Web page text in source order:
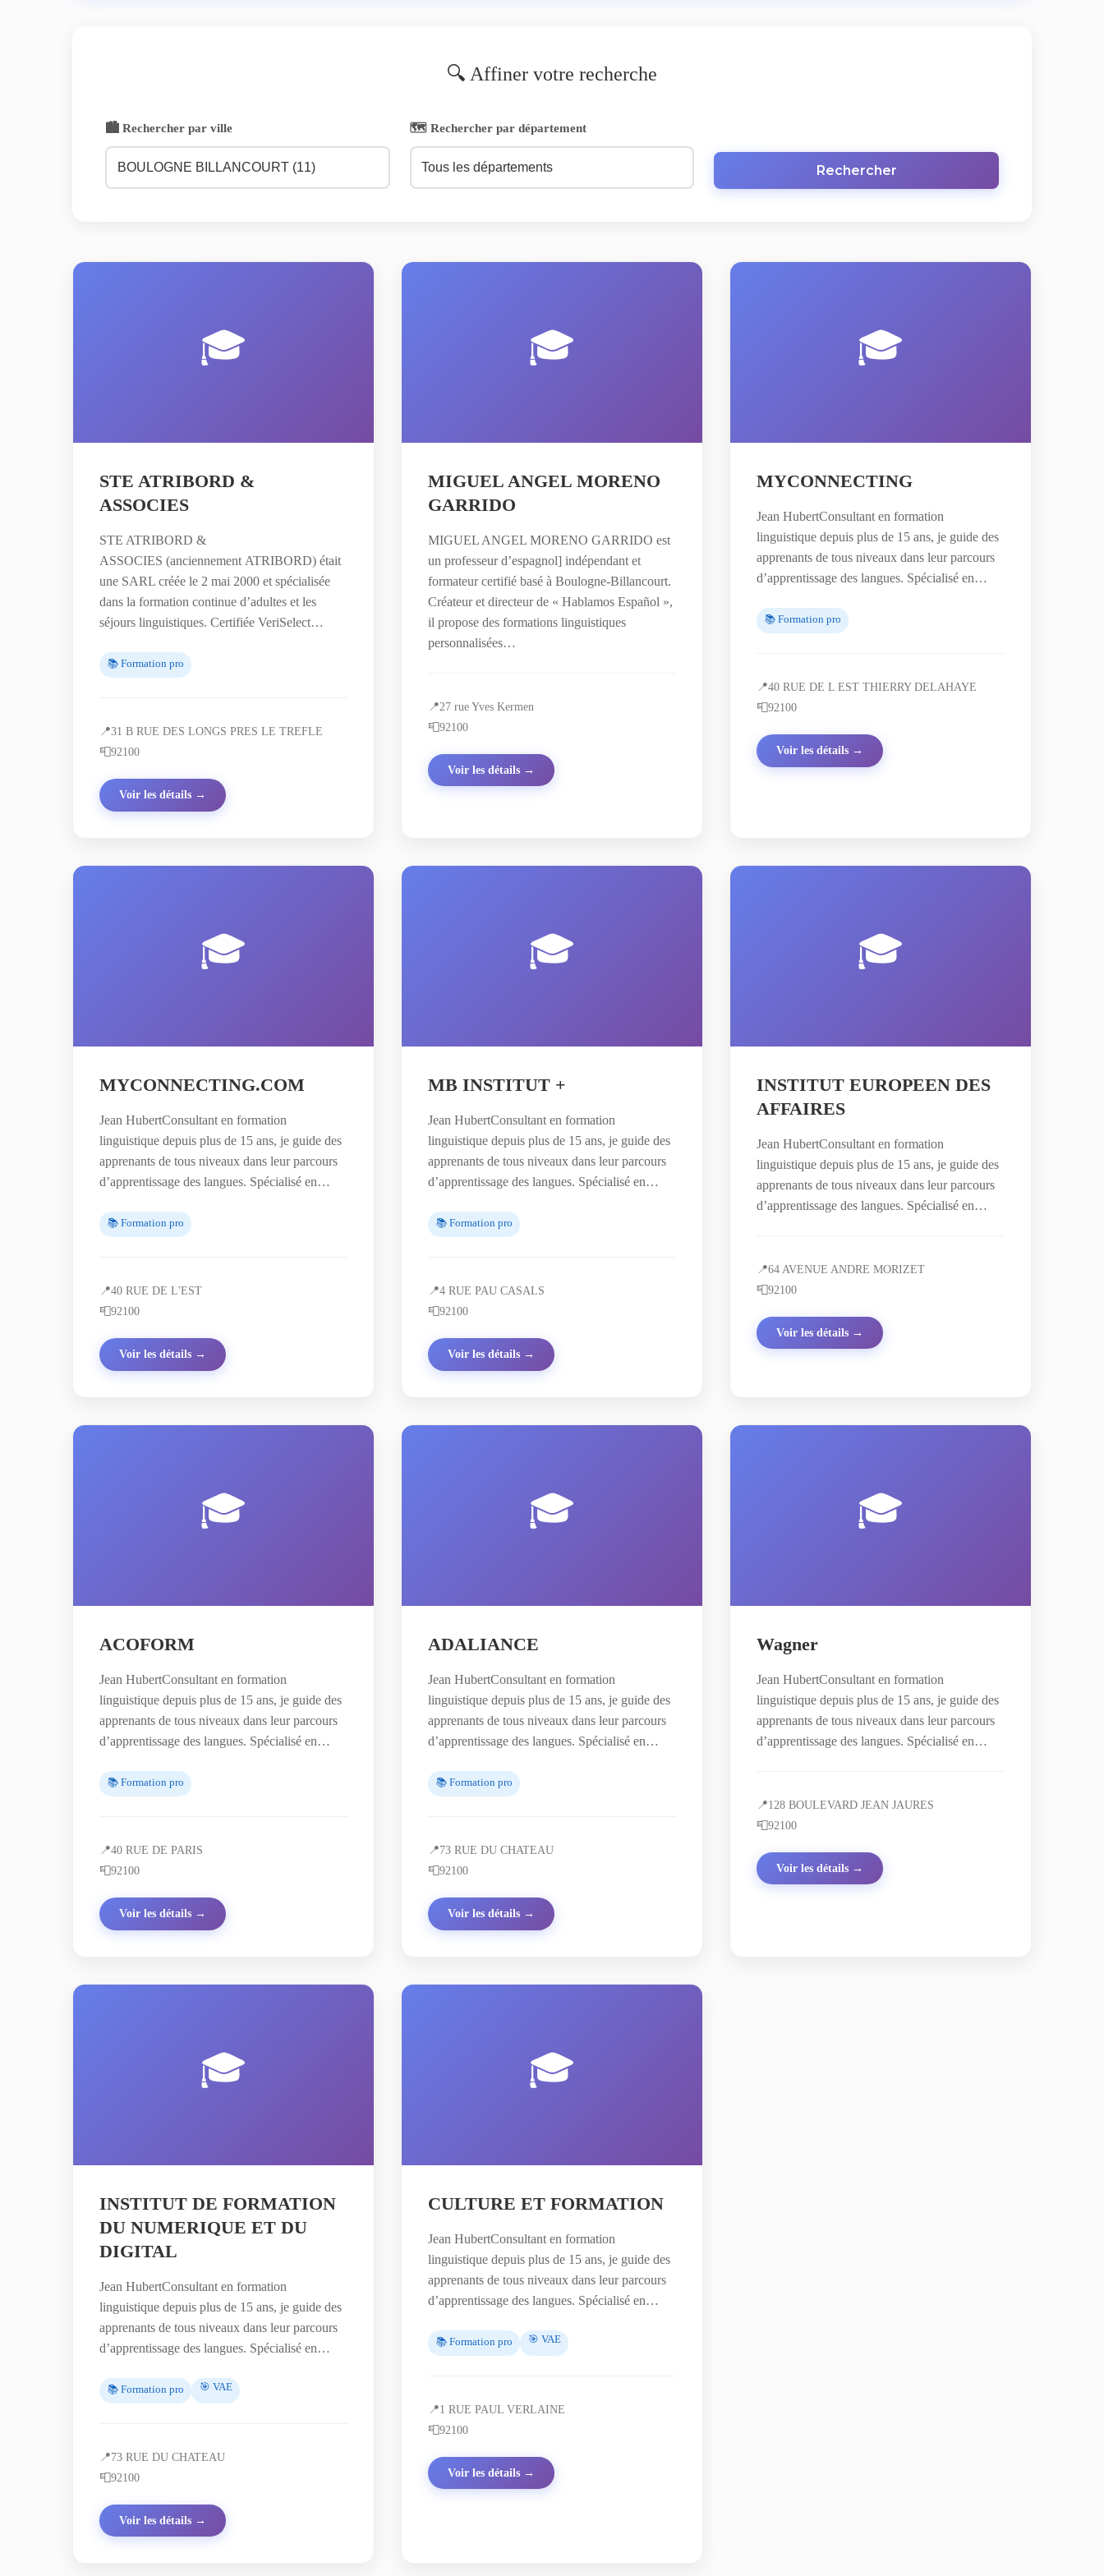
🔍 Affiner votre recherche
🏙️ Rechercher par ville 🗺️ Rechercher par département
Rechercher
🎓
STE ATRIBORD &
ASSOCIES
STE ATRIBORD &
ASSOCIES (anciennement ATRIBORD) était
une SARL créée le 2 mai 2000 et spécialisée
dans la formation continue d’adultes et les
séjours linguistiques. Certifiée VeriSelect…
📚 Formation pro
📍31 B RUE DES LONGS PRES LE TREFLE
📮92100
Voir les détails →
🎓
MIGUEL ANGEL MORENO
GARRIDO
MIGUEL ANGEL MORENO GARRIDO est
un professeur d’espagnol ] indépendant et
formateur certifié basé à Boulogne-Billancourt.
Créateur et directeur de « Hablamos Español »,
il propose des formations linguistiques
personnalisées…
📍27 rue Yves Kermen
📮92100
Voir les détails →
🎓
MYCONNECTING
Jean HubertConsultant en formation
linguistique depuis plus de 15 ans, je guide des
apprenants de tous niveaux dans leur parcours
d’apprentissage des langues. Spécialisé en…
📚 Formation pro
📍40 RUE DE L EST THIERRY DELAHAYE
📮92100
Voir les détails →
🎓
MYCONNECTING.COM
Jean HubertConsultant en formation
linguistique depuis plus de 15 ans, je guide des
apprenants de tous niveaux dans leur parcours
d’apprentissage des langues. Spécialisé en…
📚 Formation pro
📍40 RUE DE L'EST
📮92100
Voir les détails →
🎓
MB INSTITUT +
Jean HubertConsultant en formation
linguistique depuis plus de 15 ans, je guide des
apprenants de tous niveaux dans leur parcours
d’apprentissage des langues. Spécialisé en…
📚 Formation pro
📍4 RUE PAU CASALS
📮92100
Voir les détails →
🎓
INSTITUT EUROPEEN DES
AFFAIRES
Jean HubertConsultant en formation
linguistique depuis plus de 15 ans, je guide des
apprenants de tous niveaux dans leur parcours
d’apprentissage des langues. Spécialisé en…
📍64 AVENUE ANDRE MORIZET
📮92100
Voir les détails →
🎓
ACOFORM
Jean HubertConsultant en formation
linguistique depuis plus de 15 ans, je guide des
apprenants de tous niveaux dans leur parcours
d’apprentissage des langues. Spécialisé en…
📚 Formation pro
📍40 RUE DE PARIS
📮92100
Voir les détails →
🎓
ADALIANCE
Jean HubertConsultant en formation
linguistique depuis plus de 15 ans, je guide des
apprenants de tous niveaux dans leur parcours
d’apprentissage des langues. Spécialisé en…
📚 Formation pro
📍73 RUE DU CHATEAU
📮92100
Voir les détails →
🎓
Wagner
Jean HubertConsultant en formation
linguistique depuis plus de 15 ans, je guide des
apprenants de tous niveaux dans leur parcours
d’apprentissage des langues. Spécialisé en…
📍128 BOULEVARD JEAN JAURES
📮92100
Voir les détails →
🎓
INSTITUT DE FORMATION
DU NUMERIQUE ET DU
DIGITAL
Jean HubertConsultant en formation
linguistique depuis plus de 15 ans, je guide des
apprenants de tous niveaux dans leur parcours
d’apprentissage des langues. Spécialisé en…
📚 Formation pro 🎯 VAE
📍73 RUE DU CHATEAU
📮92100
Voir les détails →
🎓
CULTURE ET FORMATION
Jean HubertConsultant en formation
linguistique depuis plus de 15 ans, je guide des
apprenants de tous niveaux dans leur parcours
d’apprentissage des langues. Spécialisé en…
📚 Formation pro 🎯 VAE
📍1 RUE PAUL VERLAINE
📮92100
Voir les détails →